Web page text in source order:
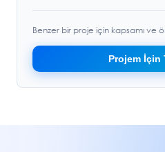
Benzer bir proje için kapsamı ve
Projem İçin